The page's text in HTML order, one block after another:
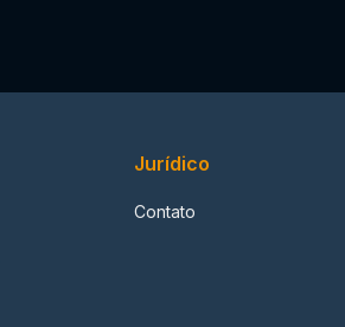
Jurídico
Contato